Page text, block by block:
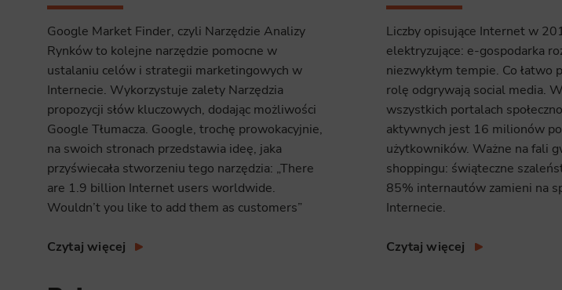
create aggregate demographic statistics about users. Analytical
Scope responsible for displaying personalized ads that may be of
demographic criteria. Also, third-party files that, in conjunction with files
Google Market Finder, czyli Narzędzie Analizy
Rynków to kolejne narzędzie pomocne w
ustalaniu celów i strategii marketingowych w
Internecie. Wykorzystuje zalety Narzędzia
propozycji słów kluczowych, dodając możliwości
Google Tłumacza. Google, trochę prowokacyjnie,
na swoich stronach przedstawia ideę, jaka
przyświecała stworzeniu tego narzędzia: „There
are 1.9 billion Internet users worldwide.
Wouldn’t you like to add them as customers”
Czytaj więcej
Liczby opisujące Internet w
elektryzujące: e-gospodarka
niezwykłym tempie. Co łatwo
rolę odgrywają social media.
wszystkich portalach
aktywnych jest 16 milionów
użytkowników. Ważne na fali
shoppingu: świąteczne
85% internautów zamieni na
Internecie.
Czytaj więcej